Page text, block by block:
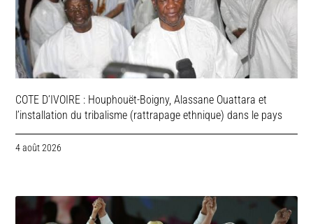
COTE D’IVOIRE : Houphouët-Boigny, Alassane Ouattara et
l’installation du tribalisme (rattrapage ethnique) dans le pays
4 août 2026